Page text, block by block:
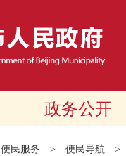
政务公开
便民服务 > 便民导航 >